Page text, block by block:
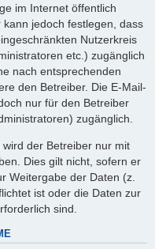
im Internet öffentlich
jedoch festlegen, dass
Nutzerkreis
etc.) zugänglich
nach entsprechenden
den Betreiber. Die E-Mail-
nur für den Betreiber
zugänglich.
der Betreiber nur mit
Dies gilt nicht, sofern er
Weitergabe der Daten (z.
ist oder die Daten zur
sind.